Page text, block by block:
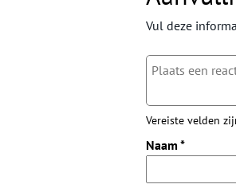
Vul deze
Vereiste velden
Naam *